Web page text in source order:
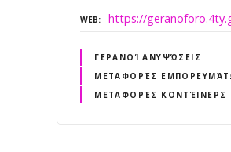
WEB https://
ΓΕΡΑΝΟΊ ΑΝΥΨΏΣΕΙΣ
ΜΕΤΑΦΟΡΈΣ
ΜΕΤΑΦΟΡΈΣ ΚΟΝΤΈΙΝΕΡΣ